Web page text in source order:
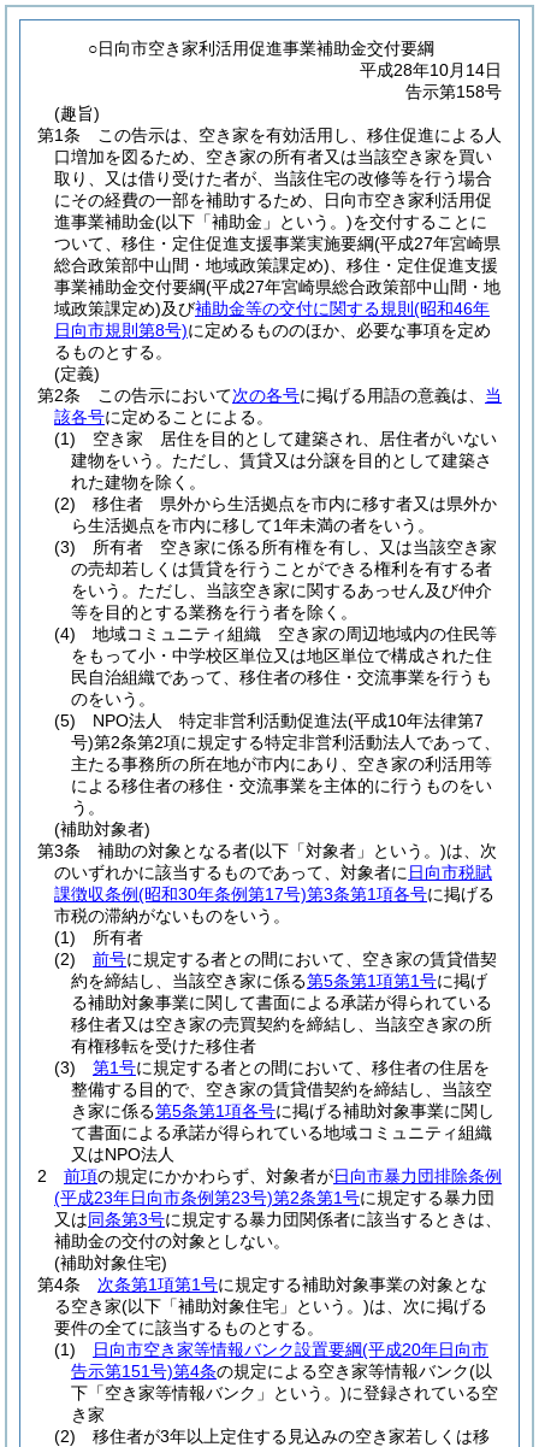
○日向市空き家利活用促進事業補助金交付要綱
平成28年10月14日
告示第158号
(趣旨)
第1条
この告示は、空き家を有効活用し、移住促進による人
口増加を図るため、空き家の所有者又は当該空き家を買い
取り、又は借り受けた者が、当該住宅の改修等を行う場合
にその経費の一部を補助するため、日向市空き家利活用促
進事業補助金(以下「補助金」という。)を交付することに
ついて、移住・定住促進支援事業実施要綱(平成27年宮崎県
総合政策部中山間・地域政策課定め) 、移住・定住促進支援
事業補助金交付要綱(平成27年宮崎県総合政策部中山間・地
域政策課定め)及び補助金等の交付に関する規則 (昭和46年
日向市規則第8号)に定めるもののほか、必要な事項を定め
るものとする。
(定義)
第2条
この告示において次の各号に掲げる用語の意義は、 当
該各号に定めることによる。
(1)
空き家 居住を目的として建築され、居住者がいない
建物をいう。 ただし、賃貸又は分譲を目的として建築さ
れた建物を除く。
(2)
移住者 県外から生活拠点を市内に移す者又は県外か
ら生活拠点を市内に移して1年未満の者をいう。
(3)
所有者 空き家に係る所有権を有し、又は当該空き家
の売却若しくは賃貸を行うことができる権利を有する者
をいう。 ただし、当該空き家に関するあっせん及び仲介
等を目的とする業務を行う者を除く。
(4)
地域コミュニティ組織 空き家の周辺地域内の住民等
をもって小・中学校区単位又は地区単位で構成された住
民自治組織であって、移住者の移住・交流事業を行うも
のをいう。
(5)
NPO法人 特定非営利活動促進法(平成10年法律第7
号)第2条第2項に規定する特定非営利活動法人であって、
主たる事務所の所在地が市内にあり、空き家の利活用等
による移住者の移住・交流事業を主体的に行うものをい
う。
(補助対象者)
第3条
補助の対象となる者(以下「対象者」という。)は、次
のいずれかに該当するものであって、対象者に 日向市税賦
課徴収条例(昭和30年条例第17号)第3条第1項各号に掲げる
市税の滞納がないものをいう。
(1)
所有者
(2)
前号に規定する者との間において、空き家の賃貸借契
約を締結し、当該空き家に係る第5条第1項第1号に掲げ
る補助対象事業に関して書面による承諾が得られている
移住者又は空き家の売買契約を締結し、当該空き家の所
有権移転を受けた移住者
(3)
第1号に規定する者との間において、移住者の住居を
整備する目的で、空き家の賃貸借契約を締結し、当該空
き家に係る第5条第1項各号に掲げる補助対象事業に関し
て書面による承諾が得られている地域コミュニティ組織
又はNPO法人
2
前項の規定にかかわらず、対象者が日向市暴力団排除条例
(平成23年日向市条例第23号)第2条第1号に規定する暴力団
又は同条第3号に規定する暴力団関係者に該当するときは、
補助金の交付の対象としない。
(補助対象住宅)
第4条
次条第1項第1号に規定する補助対象事業の対象とな
る空き家(以下「補助対象住宅」という。)は、次に掲げる
要件の全てに該当するものとする。
(1)
日向市空き家等情報バンク設置要綱(平成20年日向市
告示第151号)第4条の規定による空き家等情報バンク(以
下「空き家等情報バンク」という。)に登録されている空
き家
(2)
移住者が3年以上定住する見込みの空き家若しくは移